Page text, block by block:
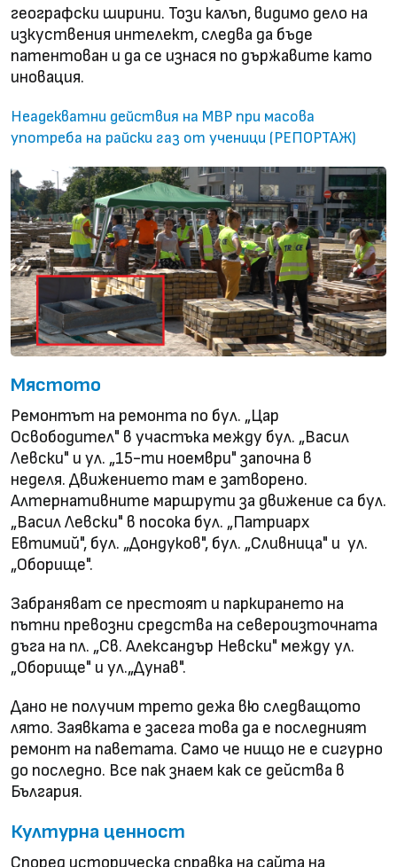
географски ширини. Този калъп, видимо дело на
изкуствения интелект, следва да бъде
патентован и да се изнася по държавите като
иновация.
Неадекватни действия на МВР при масова
употреба на райски газ от ученици (РЕПОРТАЖ)
Мястото
Ремонтът на ремонта по бул. „Цар
Освободител" в участъка между бул. „Васил
Левски" и ул. „15-ти ноември" започна в
неделя. Движението там е затворено.
Алтернативните маршрути за движение са бул.
„Васил Левски" в посока бул. „Патриарх
Евтимий", бул. „Дондуков", бул. „Сливница" и ул.
„Оборище".
Забраняват се престоят и паркирането на
пътни превозни средства на североизточната
дъга на пл. „Св. Александър Невски" между ул.
„Оборище" и ул.„Дунав".
Дано не получим трето дежа вю следващото
лято. Заявката е засега това да е последният
ремонт на паветата. Само че нищо не е сигурно
до последно. Все пак знаем как се действа в
България.
Културна ценност
Според историческа справка на сайта на